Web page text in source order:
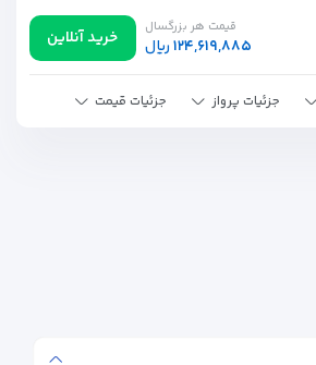
قیمت هر بزرگسال
۱۲۴,۶۱۹,۸۸۵ریال خرید آنلاین
جزئیات پرواز جزئیات قیمت